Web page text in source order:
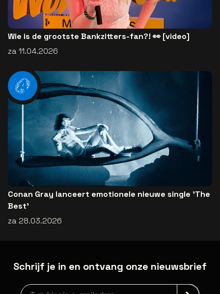
Wie is de grootste Bankzitters-fan?! 👀 [video]
za 11.04.2026
Conan Gray lanceert emotionele nieuwe single 'The
Best'
za 28.03.2026
Schrijf je in en ontvang onze nieuwsbrief
Nieuwsbrief aanmelding